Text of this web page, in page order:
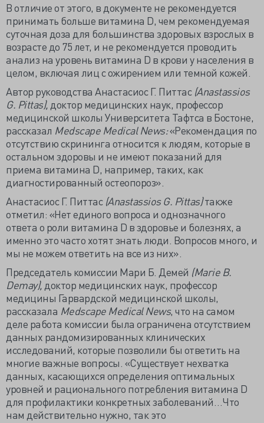
В отличие от этого, в документе не рекомендуется
принимать больше витамина D, чем рекомендуемая
суточная доза для большинства здоровых взрослых в
возрасте до 75 лет, и не рекомендуется проводить
анализ на уровень витамина D в крови у населения в
целом, включая лиц с ожирением или темной кожей.
Автор руководства Анастасиос Г. Питтас (Anastassios
G. Pittas), доктор медицинских наук, профессор
медицинской школы Университета Тафтса в Бостоне,
рассказал Medscape Medical News:«Рекомендация по
отсутствию скрининга относится к людям, которые в
остальном здоровы и не имеют показаний для
приема витамина D, например, таких, как
диагностированный остеопороз».
Анастасиос Г. Питтас (Anastassios G. Pittas)также
отметил: «Нет единого вопроса и однозначного
ответа о роли витамина D в здоровье и болезнях, а
именно это часто хотят знать люди. Вопросов много, и
мы не можем ответить на все из них».
Председатель комиссии Мари Б. Демей (Marie B.
Demay), доктор медицинских наук, профессор
медицины Гарвардской медицинской школы,
рассказала Medscape Medical News, что на самом
деле работа комиссии была ограничена отсутствием
данных рандомизированных клинических
исследований, которые позволили бы ответить на
многие важные вопросы. «Существует нехватка
данных, касающихся определения оптимальных
уровней и рационального потребления витамина D
для профилактики конкретных заболеваний…Что
нам действительно нужно, так это